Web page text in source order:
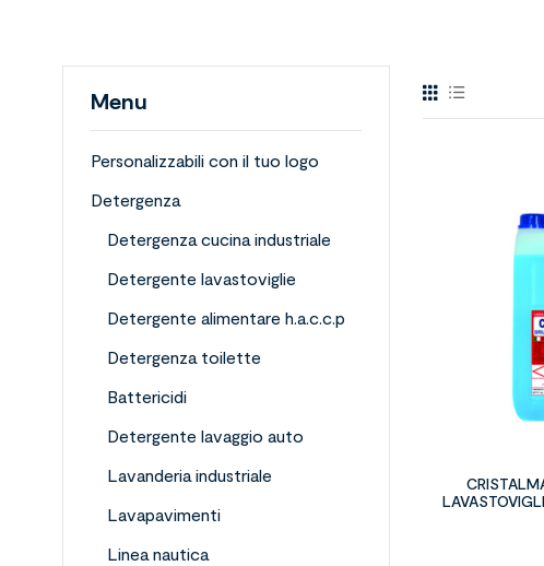
Menu
Personalizzabili con il tuo logo
Detergenza
Detergenza cucina industriale
Detergente lavastoviglie
Detergente alimentare h.a.c.c.p
Detergenza toilette
Battericidi
Detergente lavaggio auto
Lavanderia industriale
Lavapavimenti
Linea nautica